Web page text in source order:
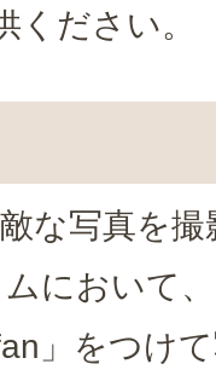
ください。
な写真を撮
において
」をつけ